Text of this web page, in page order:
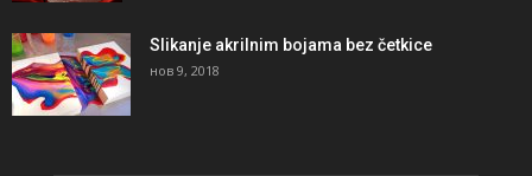
Slikanje akrilnim bojama bez četkice
нов 9, 2018